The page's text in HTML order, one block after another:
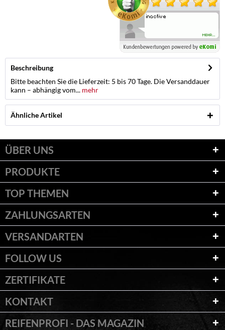
Beschreibung
Bitte beachten Sie die Lieferzeit: 5 bis 70 Tage. Die Versanddauer
kann – abhängig vom... mehr
Ähnliche Artikel
ÜBER UNS
PRODUKTE
TOP THEMEN
ZAHLUNGSARTEN
VERSANDARTEN
FOLLOW US
ZERTIFIKATE
KONTAKT
REIFENPROFI - DAS MAGAZIN